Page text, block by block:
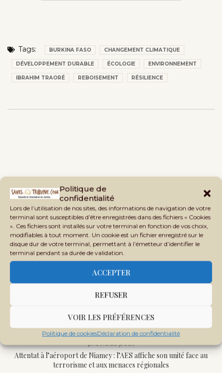
Politique de
confidentialité
Lors de l’utilisation de nos sites, des informations de navigation de votre
terminal sont susceptibles d’être enregistrées dans des fichiers « Cookies
». Ces fichiers sont installés sur votre terminal en fonction de vos choix,
modifiables à tout moment. Un cookie est un fichier enregistré sur le
disque dur de votre terminal, permettant à l’émetteur d’identifier le
terminal pendant sa durée de validation.
ACCEPTER
REFUSER
VOIR LES PRÉFÉRENCES
Politique de cookiesDéclaration de confidentialité
Tags: BURKINA FASO CHANGEMENT CLIMATIQUE
DÉVELOPPEMENT DURABLE ÉCOLOGIE ENVIRONNEMENT
IBRAHIM TRAORÉ REBOISEMENT RÉSILIENCE
previous post
Attentat à l’aéroport de Niamey : l’AES affiche son unité face au
terrorisme et aux menaces régionales